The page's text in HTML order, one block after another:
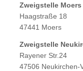
Zweigstelle Moers
Haagstraße 18
47441 Moers
Zweigstelle
Rayener Str.24
47506 Neukirchen-